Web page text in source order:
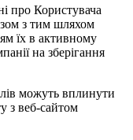
про Користувача
з тим шляхом
їх в активному
на зберігання
можуть вплинути
з веб-сайтом